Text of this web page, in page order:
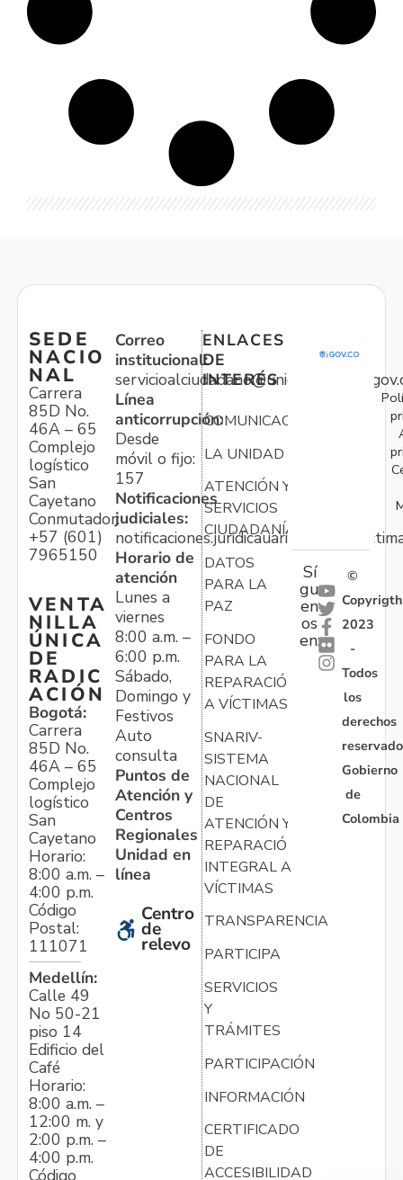
SEDE
NACIO
NAL
Carrera
85D No.
46A – 65
Complejo
logístico
San
Cayetano
Conmutador:
+57 (601)
7965150
VENTA
NILLA
ÚNICA
DE
RADIC
ACIÓN
Bogotá:
Carrera
85D No.
46A – 65
Complejo
logístico
San
Cayetano
Horario:
8:00 a.m. –
4:00 p.m.
Código
Postal:
111071
Medellín:
Calle 49
No 50-21
piso 14
Edificio del
Café
Horario:
8:00 a.m. –
12:00 m. y
2:00 p.m. –
4:00 p.m.
Correo
institucional:
Línea
anticorrupción:
Desde
móvil o fijo:
157
Notificaciones
judiciales:
Horario de
atención
Lunes a
viernes
8:00 a.m. –
6:00 p.m.
Sábado,
Domingo y
Festivos
Auto
consulta
Puntos de
Atención y
Centros
Regionales
Unidad en
línea
Centro
de
relevo
ENLACES
DE
INTERÉS
COMUNICACIONES
LA UNIDAD
ATENCIÓN Y
SERVICIOS
CIUDADANÍA
DATOS
PARA LA
PAZ
FONDO
PARA LA
REPARACIÓN
A VÍCTIMAS
SNARIV-
SISTEMA
NACIONAL
DE
ATENCIÓN Y
REPARACIÓN
INTEGRAL A
VÍCTIMAS
TRANSPARENCIA
PARTICIPA
SERVICIOS
Y
TRÁMITES
PARTICIPACIÓN
INFORMACIÓN
CERTIFICADO
DE
ACCESIBILIDAD
Sí
gu
en
os
en:
©
Copyrigth
2023
-
Todos
los
derechos
Gobierno
de
Colombia